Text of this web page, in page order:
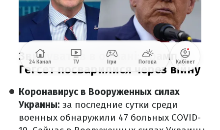
Коронавирус в Вооруженных силах
Украины: за последние сутки среди
военных обнаружили 47 больных COVID-